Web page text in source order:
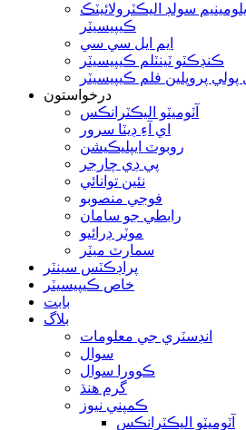
سولڊ اليڪٽرولائيٽڪ
ڪيپيسيٽر
ايم ايل سي سي
ڪنڊڪٽو ٽينٽلم ڪيپيسيٽر
پولي پروپلين فلم ڪيپيسيٽر
درخواستون
آٽوميٽو اليڪٽرانڪس
اي آءِ ڊيٽا سرور
روبوٽ ايپليڪيشن
پي ڊي چارجر
نئين توانائي
فوجي منصوبو
رابطي جو سامان
موٽر ڊرائيو
سمارٽ ميٽر
پراڊڪٽس سينٽر
خاص ڪيپيسيٽر
بابت
بلاگ
انڊسٽري جي معلومات
سوال
ڪوورا سوال
گرم هنڌ
ڪمپني نيوز
آٽوميٽو اليڪٽرانڪس